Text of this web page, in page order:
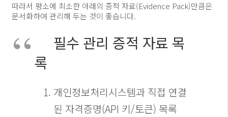
따라서 평소에 최소한 아래의 증적 자료(Evidence Pack)만큼은
문서화하여 관리해 두는 것이 좋습니다.
필수 관리 증적 자료 목
록
개인정보처리시스템과 직접 연결
된 자격증명(API 키/토큰) 목록